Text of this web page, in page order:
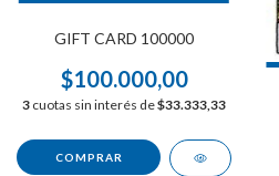
GIFT CARD 100000
$100.000,00
3 cuotas sin interés de$33.333,33